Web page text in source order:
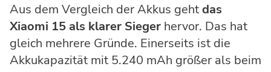
Aus dem Vergleich der Akkus gehtdas
Xiaomi 15 als klarer Sieger hervor. Das hat
gleich mehrere Gründe. Einerseits ist die
Akkukapazität mit 5.240 mAh größer als beim